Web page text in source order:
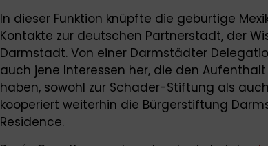
In dieser Funktion knüpfte die gebürtige
Kontakte zur deutschen Partnerstadt, der
Darmstadt. Von einer Darmstädter
auch jene Interessen her, die den
haben, sowohl zur Schader-Stiftung als
kooperiert weiterhin die Bürgerstiftung
Residence.